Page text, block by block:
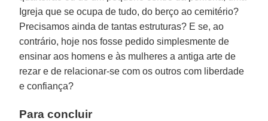
Igreja que se ocupa de tudo, do berço ao cemitério?
Precisamos ainda de tantas estruturas? E se, ao
contrário, hoje nos fosse pedido simplesmente de
ensinar aos homens e às mulheres a antiga arte de
rezar e de relacionar-se com os outros com liberdade
e confiança?
Para concluir